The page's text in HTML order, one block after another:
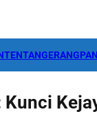
TANGERANG
Kunci